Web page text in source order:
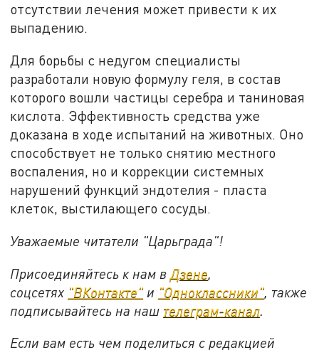
отсутствии лечения может привести к их
выпадению.
Для борьбы с недугом специалисты
разработали новую формулу геля, в состав
которого вошли частицы серебра и таниновая
кислота. Эффективность средства уже
доказана в ходе испытаний на животных. Оно
способствует не только снятию местного
воспаления, но и коррекции системных
нарушений функций эндотелия - пласта
клеток, выстилающего сосуды.
Уважаемые читатели "Царьграда"!
Присоединяйтесь к нам в Дзене
соцсетях "ВКонтакте" и "Одноклассники" также
подписывайтесь на наш телеграм-канал
Если вам есть чем поделиться с редакцией